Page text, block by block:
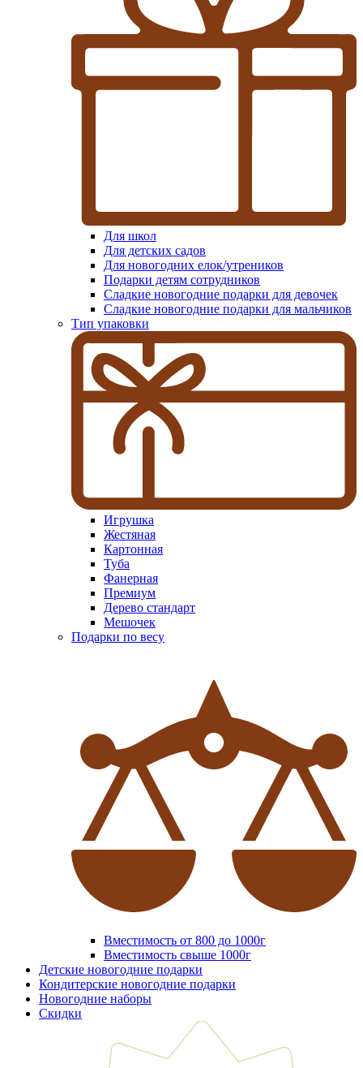
Для школ
Для детских садов
Для новогодних елок/утреников
Подарки детям сотрудников
Сладкие новогодние подарки для девочек
Сладкие новогодние подарки для мальчиков
Тип упаковки
Игрушка
Жестяная
Картонная
Туба
Фанерная
Премиум
Дерево стандарт
Мешочек
Подарки по весу
Вместимость от 800 до 1000г
Вместимость свыше 1000г
Детские новогодние подарки
Кондитерские новогодние подарки
Новогодние наборы
Скидки